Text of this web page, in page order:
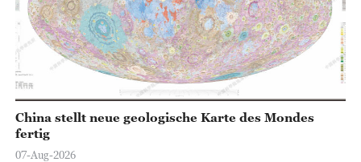
China stellt neue geologische Karte des Mondes
fertig
07-Aug-2026